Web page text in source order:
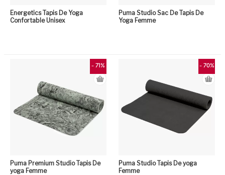
Energetics Tapis De Yoga
Confortable Unisex
Puma Studio Sac De Tapis De
Yoga Femme
- 71%
Puma Premium Studio Tapis De
yoga Femme
- 70%
Puma Studio Tapis De yoga
Femme